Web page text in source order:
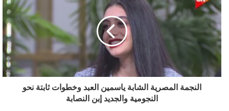
النجمة المصرية الشابة ياسمين العبد وخطوات ثابتة نحو
النجومية والجديد إبن النصابة